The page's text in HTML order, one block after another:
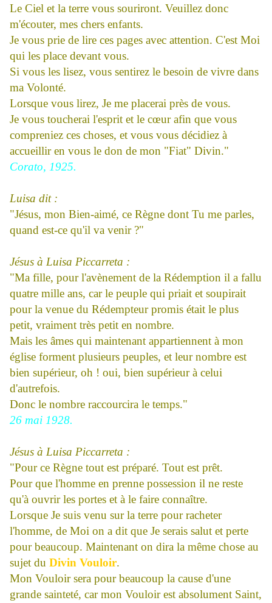
Le Ciel et la terre vous souriront. Veuillez donc
m'écouter, mes chers enfants.
Je vous prie de lire ces pages avec attention. C'est Moi
qui les place devant vous.
Si vous les lisez, vous sentirez le besoin de vivre dans
ma Volonté.
Lorsque vous lirez, Je me placerai près de vous.
Je vous toucherai l'esprit et le cœur afin que vous
compreniez ces choses, et vous vous décidiez à
accueillir en vous le don de mon "Fiat" Divin."
Corato, 1925.
Luisa dit :
"Jésus, mon Bien-aimé, ce Règne dont Tu me parles,
quand est-ce qu'il va venir ?"
Jésus à Luisa Piccarreta :
"Ma fille, pour l'avènement de la Rédemption il a fallu
quatre mille ans, car le peuple qui priait et soupirait
pour la venue du Rédempteur promis était le plus
petit, vraiment très petit en nombre.
Mais les âmes qui maintenant appartiennent à mon
église forment plusieurs peuples, et leur nombre est
bien supérieur, oh ! oui, bien supérieur à celui
d'autrefois.
Donc le nombre raccourcira le temps."
26 mai 1928.
Jésus à Luisa Piccarreta :
"Pour ce Règne tout est préparé. Tout est prêt.
Pour que l'homme en prenne possession il ne reste
qu'à ouvrir les portes et à le faire connaître.
Lorsque Je suis venu sur la terre pour racheter
l'homme, de Moi on a dit que Je serais salut et perte
pour beaucoup. Maintenant on dira la même chose au
sujet du Divin Vouloir.
Mon Vouloir sera pour beaucoup la cause d'une
grande sainteté, car mon Vouloir est absolument Saint,